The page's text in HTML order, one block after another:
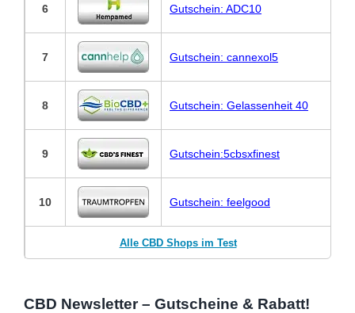
6 Gutschein: ADC10
7 Gutschein: cannexol5
8 Gutschein: Gelassenheit 40
9 Gutschein:5cbsxfinest
10 Gutschein: feelgood
Alle CBD Shops im Test
CBD Newsletter – Gutscheine & Rabatt!